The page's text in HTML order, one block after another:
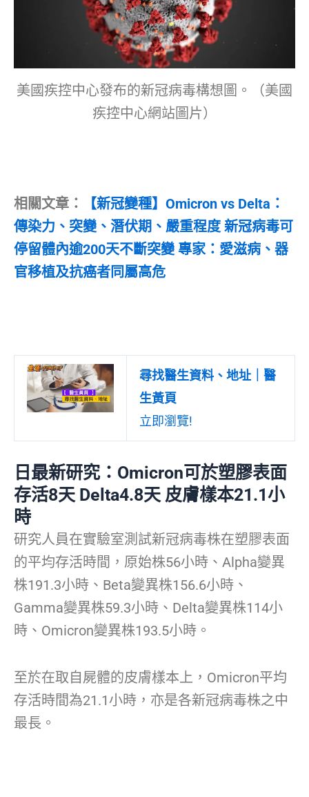
美國疾控中心發布的新冠病毒構想圖。（美國
疾控中心網站圖片）
相關文章：
【新冠變種】Omicron vs Delta：
傳染力、突變、潛伏期、嚴重程度 新冠病毒可
停留體內逾200天不斷突變 專家：愛滋病、器
官移植及抗癌者同屬高危
尋找醫生資料、地址｜醫
生黃頁
立即瀏覽!
日最新研究：Omicron可於塑膠表面
存活8天 Delta4.8天 皮膚樣本21.1小
時
研究人員在實驗室測試新冠病毒株在塑膠表面
的平均存活時間，原始株56小時、Alpha變異
株191.3小時、Beta變異株156.6小時、
Gamma變異株59.3小時、Delta變異株114小
時、Omicron變異株193.5小時。
至於在取自屍體的皮膚樣本上，Omicron平均
存活時間為21.1小時，亦是各新冠病毒株之中
最長。